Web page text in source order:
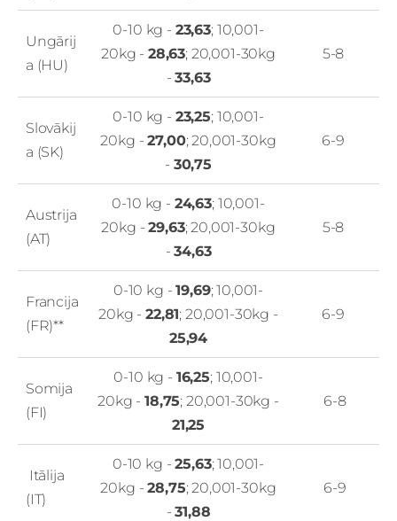
Ungārij
a (HU)
0-10 kg - 23,63; 10,001-
20kg - 28,63; 20,001-30kg
-33,63
5-8
Slovākij
a (SK)
0-10 kg - 23,25; 10,001-
20kg -27,00; 20,001-30kg
- 30,75
6-9
Austrija
(AT)
0-10 kg - 24,63; 10,001-
20kg -29,63; 20,001-30kg
-34,63
5-8
Francija
(FR)**
0-10 kg -19,69; 10,001-
20kg -22,81; 20,001-30kg -
25,94
6-9
Somija
(FI)
0-10 kg - 16,25; 10,001-
20kg -18,75; 20,001-30kg -
21,25
6-8
Itālija
(IT)
0-10 kg -25,63; 10,001-
20kg -28,75; 20,001-30kg
-31,88
6-9